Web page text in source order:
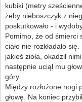
kubiki (metry
żeby nieboszczyk z
poskutkowało - i
Pomimo, że od śmierci
ciało nie rozkładało
jakieś zioła, okadził
następnie uciął mu
góry.
Między rozłożone nogi
głowę. Na koniec